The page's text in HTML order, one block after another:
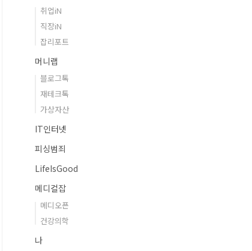
취업iN
직장iN
잡리포트
머니랩
블로그톡
재테크톡
가상자산
IT인터넷
피싱범죄
LifeIsGood
메디컬잡
메디오픈
건강의학
나